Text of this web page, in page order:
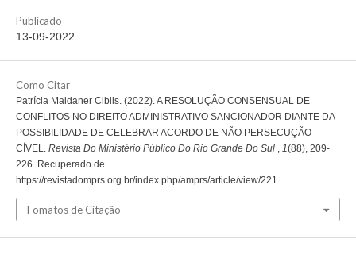
Publicado
13-09-2022
Como Citar
Patrícia Maldaner Cibils. (2022). A RESOLUÇÃO CONSENSUAL DE
CONFLITOS NO DIREITO ADMINISTRATIVO SANCIONADOR DIANTE DA
POSSIBILIDADE DE CELEBRAR ACORDO DE NÃO PERSECUÇÃO
CÍVEL. Revista Do Ministério Público Do Rio Grande Do Sul 1(88), 209-
226. Recuperado de
https://revistadomprs.org.br/index.php/amprs/article/view/221
Fomatos de Citação